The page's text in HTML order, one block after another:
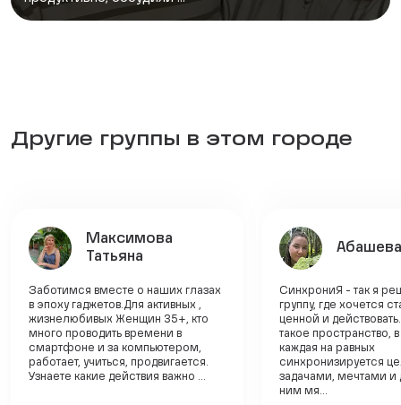
Другие группы в этом городе
Максимова
Татьяна
Заботимся вместе о наших глазах
в эпоху гаджетов.Для активных ,
жизнелюбивых Женщин 35+, кто
много проводить времени в
смартфоне и за компьютером,
работает, учиться, продвигается.
Узнаете какие действия важно ...
СинхрониЯ - так я
группу, где хочется
ценной и
такое пространство,
каждая на равных
синхронизируется
задачами, мечтами и
ним мя...